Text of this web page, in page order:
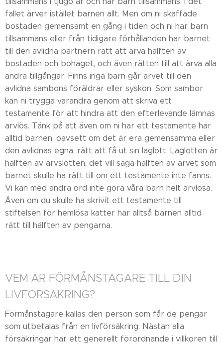
fallet ärver istället barnen allt. Men om ni skaffade
bostaden gemensamt en gång i tiden och ni har barn
tillsammans eller från tidigare förhållanden har barnet
till den avlidna partnern rätt att ärva hälften av
bostaden och bohaget, och även rätten till att ärva alla
andra tillgångar. Finns inga barn går arvet till den
avlidna sambons föräldrar eller syskon. Som sambor
kan ni trygga varandra genom att skriva ett
testamente för att hindra att den efterlevande lämnas
arvlös. Tänk på att även om ni har ett testamente har
alltid barnen, oavsett om det är era gemensamma eller
den avlidnas egna, rätt att få ut sin laglott. Laglotten är
hälften av arvslotten, det vill säga hälften av arvet som
barnet skulle ha rätt till om ett testamente inte fanns.
Vi kan med andra ord inte göra våra barn helt arvlösa.
Även om du skulle ha skrivit ett testamente till
stiftelsen för hemlösa katter har alltså barnen alltid
rätt till hälften av pengarna.
VEM ÄR FÖRMÅNSTAGARE TILL DIN
LIVFÖRSÄKRING?
Förmånstagare kallas den person som får de pengar
som utbetalas från en livförsäkring. Nästan alla
försäkringar har ett generellt förordnande i villkoren till